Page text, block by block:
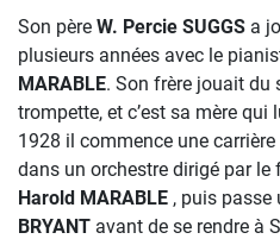
Son père W. Percie SUGGS a
plusieurs années avec le
MARABLE. Son frère jouait du
trompette, et c’est sa mère qui
1928 il commence une
dans un orchestre dirigé par le
Harold MARABLE , puis passe
BRYANT avant de se rendre à